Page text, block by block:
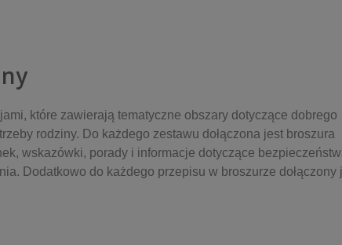
które zawierają tematyczne obszary dotyczące dobrego
rodziny. Do każdego zestawu dołączona jest broszura
wskazówki, porady i informacje dotyczące
Dodatkowo do każdego przepisu w broszurze dołączony